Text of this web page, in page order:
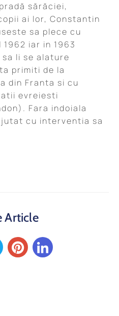
sărăciei,
ai lor, Constantin
sa plece cu
iar in 1963
li se alature
primiti de la
din Franta si cu
evreiesti
Fara indoiala
cu interventia sa
Article